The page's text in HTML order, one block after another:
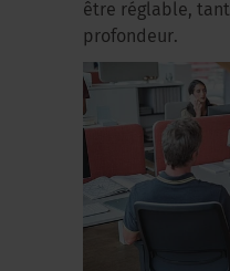
être réglable,
profondeur.